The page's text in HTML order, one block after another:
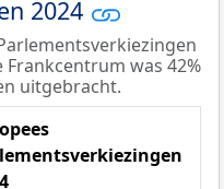
2024
was 42%
uitgebracht.